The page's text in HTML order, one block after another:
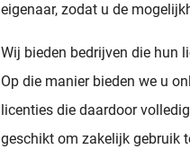
eigenaar, zodat u de
Wij bieden bedrijven die hun
Op die manier bieden we u
licenties die daardoor
geschikt om zakelijk gebruik